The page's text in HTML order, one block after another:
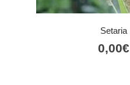
Setaria
0,00€